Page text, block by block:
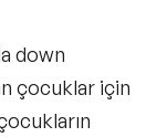
down
çocuklar için